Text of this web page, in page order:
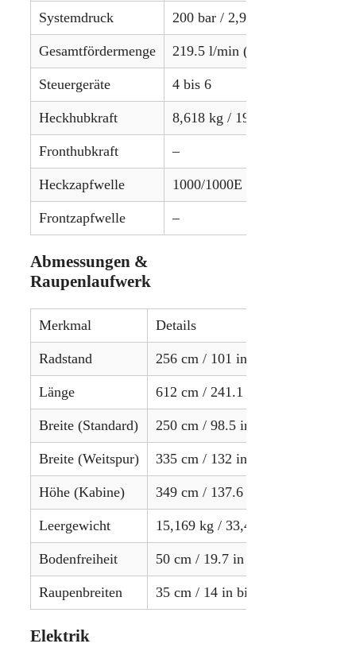
Systemdruck 200 bar / 2,900 psi
Gesamtfördermenge 219.5 l/min (Standard) / 439.1
Steuergeräte 4 bis 6
Heckhubkraft 8,618 kg / 19,000 lbs
Fronthubkraft –
Heckzapfwelle 1000/1000E U/min
Frontzapfwelle –
Abmessungen &
Raupenlaufwerk
Merkmal Details
Radstand 256 cm / 101 in
Länge 612 cm / 241.1 in
Breite (Standard) 250 cm / 98.5 in
Breite (Weitspur) 335 cm / 132 in
Höhe (Kabine) 349 cm / 137.6 in
Leergewicht 15,169 kg / 33,443 lbs
Bodenfreiheit 50 cm / 19.7 in
Raupenbreiten 35 cm / 14 in bis 86 cm / 34 in
Elektrik